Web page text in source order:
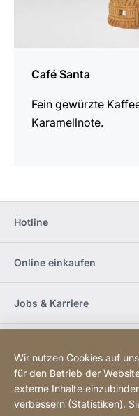
Café Santa
Fein gewürzte
Karamellnote.
Hotline
Online einkaufen
Jobs & Karriere
Social Media
Wir nutzen Cookies auf
für den Betrieb der
externe Inhalte
verbessern (Statistiken).